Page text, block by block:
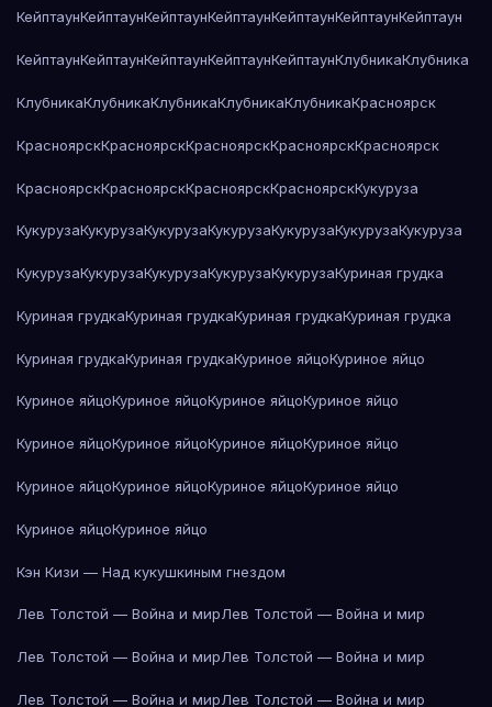
КейптаунКейптаунКейптаунКейптаунКейптаунКейптаунКейптаун
КейптаунКейптаунКейптаунКейптаунКейптаунКлубникаКлубника
КлубникаКлубникаКлубникаКлубникаКлубникаКрасноярск
КрасноярскКрасноярскКрасноярскКрасноярскКрасноярск
КрасноярскКрасноярскКрасноярскКрасноярскКукуруза
КукурузаКукурузаКукурузаКукурузаКукурузаКукурузаКукуруза
КукурузаКукурузаКукурузаКукурузаКукурузаКуриная грудка
Куриная грудкаКуриная грудкаКуриная грудкаКуриная грудка
Куриная грудкаКуриная грудкаКуриное яйцоКуриное яйцо
Куриное яйцоКуриное яйцоКуриное яйцоКуриное яйцо
Куриное яйцоКуриное яйцоКуриное яйцоКуриное яйцо
Куриное яйцоКуриное яйцоКуриное яйцоКуриное яйцо
Куриное яйцоКуриное яйцо
Кэн Кизи — Над кукушкиным гнездом
Лев Толстой — Война и мирЛев Толстой — Война и мир
Лев Толстой — Война и мирЛев Толстой — Война и мир
Лев Толстой — Война и мирЛев Толстой — Война и мир